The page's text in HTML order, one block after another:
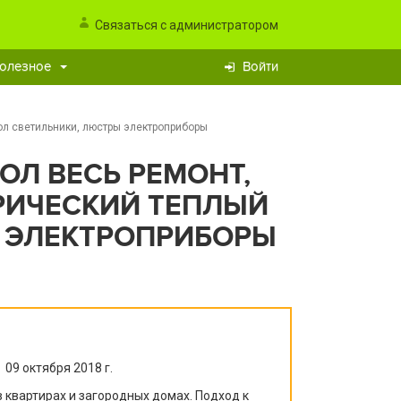
Связаться с администратором
Войти
светильники, люстры электроприборы
ВЕСЬ РЕМОНТ,
ТЕПЛЫЙ
09 октября 2018 г.
и загородных домах. Подход к